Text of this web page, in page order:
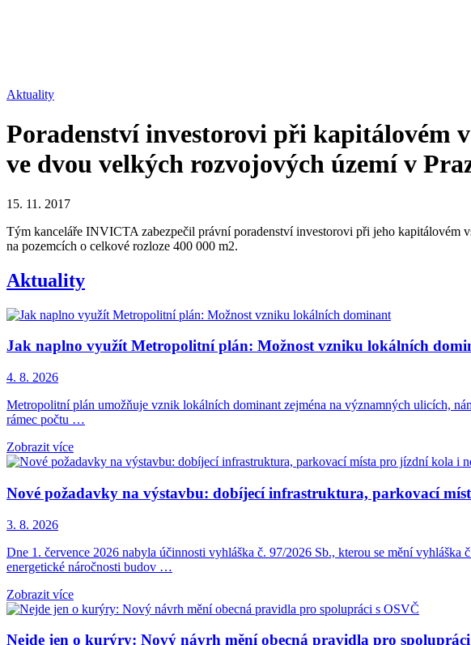
Aktuality
Poradenství investorovi při kapitálovém
ve dvou velkých rozvojových území v
15. 11. 2017
Tým kanceláře INVICTA zabezpečil právní poradenství investorovi při jeho kapitálovém
na pozemcích o celkové rozloze 400 000 m2.
Aktuality
Jak naplno využít Metropolitní plán: Možnost vzniku lokálních
4. 8. 2026
Metropolitní plán umožňuje vznik lokálních dominant zejména na významných ulicích,
rámec počtu …
Zobrazit více
Nové požadavky na výstavbu: dobíjecí infrastruktura, parkovací
3. 8. 2026
Dne 1. července 2026 nabyla účinnosti vyhláška č. 97/2026 Sb., kterou se mění
energetické náročnosti budov …
Zobrazit více
Nejde jen o kurýry: Nový návrh mění obecná pravidla pro